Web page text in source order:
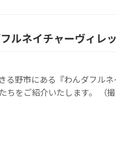
ルネイチャーヴィレ
る野市にある『わんダフル
をご紹介いたします。 （